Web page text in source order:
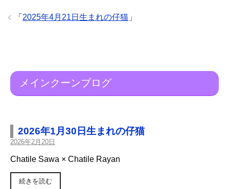
「 2025年4月21日生まれの仔猫 」
メインクーンブログ
2026年1月30日生まれの仔猫
2026年2月20日
Chatile Sawa × Chatile Rayan
続きを読む